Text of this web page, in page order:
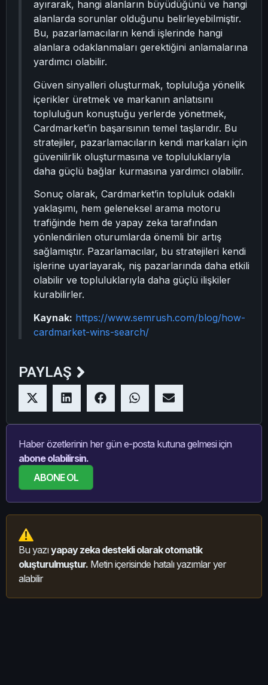
ayırarak, hangi alanların büyüdüğünü ve hangi
alanlarda sorunlar olduğunu belirleyebilmiştir.
Bu, pazarlamacıların kendi işlerinde hangi
alanlara odaklanmaları gerektiğini anlamalarına
yardımcı olabilir.
Güven sinyalleri oluşturmak, topluluğa yönelik
içerikler üretmek ve markanın anlatısını
topluluğun konuştuğu yerlerde yönetmek,
Cardmarket’in başarısının temel taşlarıdır. Bu
stratejiler, pazarlamacıların kendi markaları için
güvenilirlik oluşturmasına ve topluluklarıyla
daha güçlü bağlar kurmasına yardımcı olabilir.
Sonuç olarak, Cardmarket’in topluluk odaklı
yaklaşımı, hem geleneksel arama motoru
trafiğinde hem de yapay zeka tarafından
yönlendirilen oturumlarda önemli bir artış
sağlamıştır. Pazarlamacılar, bu stratejileri kendi
işlerine uyarlayarak, niş pazarlarında daha etkili
olabilir ve topluluklarıyla daha güçlü ilişkiler
kurabilirler.
Kaynak: https://www.semrush.com/blog/how-
cardmarket-wins-search/
PAYLAŞ
Haber özetlerinin her gün e-posta kutuna gelmesi için
abone olabilirsin.
ABONE OL
Bu yazıyapay zeka destekli olarak otomatik
oluşturulmuştur. Metin içerisinde hatalı yazımlar yer
alabilir